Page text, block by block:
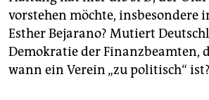
vorstehen möchte, insbesondere
Esther Bejarano? Mutiert
Demokratie der Finanzbeamten,
wann ein Verein „zu politisch“ ist?